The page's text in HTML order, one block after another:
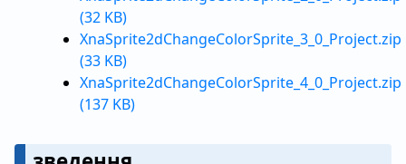
(32 KB)
XnaSprite2dChangeColorSprite_3_0_Project.zip
(33 KB)
XnaSprite2dChangeColorSprite_4_0_Project.zip
(137 KB)